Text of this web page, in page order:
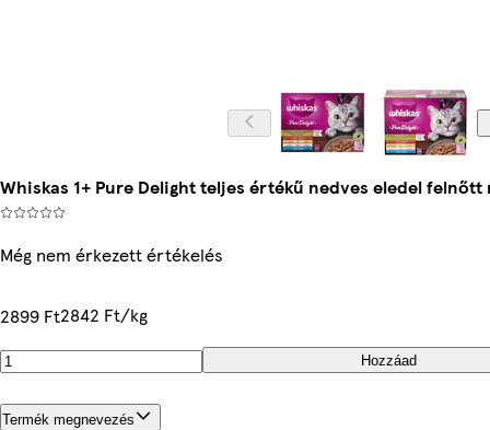
Whiskas 1+ Pure Delight teljes értékű nedves eledel felnőtt
Még nem érkezett értékelés
2899 Ft2842 Ft/kg
Hozzáad
Termék megnevezés